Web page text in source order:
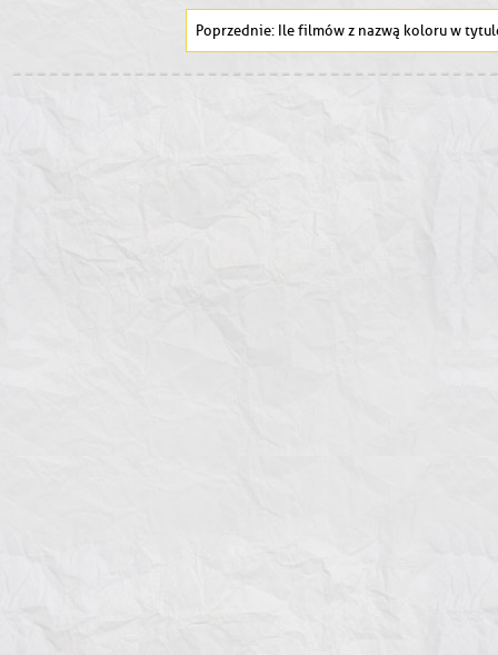
Ile filmów z nazwą koloru w tytule nakręcił